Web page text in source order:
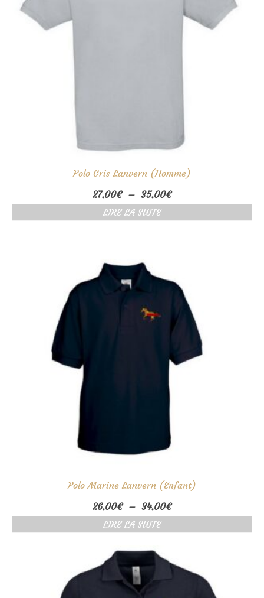
Polo Gris Lanvern (Homme)
27.00€ – 35.00€Plage
de
LIRE LA SUITE
Polo Marine Lanvern (Enfant)
26.00€ – 34.00€Plage
de
34.00€
LIRE LA SUITE